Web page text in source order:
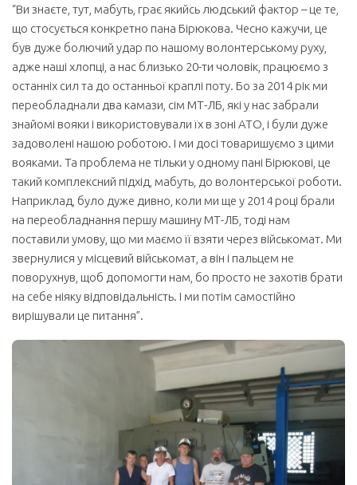
“Ви знаєте, тут, мабуть, грає якийсь людський фактор – це те,
що стосується конкретно пана Бірюкова. Чесно кажучи, це
був дуже болючий удар по нашому волонтерському руху,
адже наші хлопці, а нас близько 20-ти чоловік, працюємо з
останніх сил та до останньої краплі поту. Бо за 2014 рік ми
переобладнали два камази, сім МТ-ЛБ, які у нас забрали
знайомі вояки і використовували їх в зоні АТО, і були дуже
задоволені нашою роботою. І ми досі товаришуємо з цими
вояками. Та проблема не тільки у одному пані Бірюкові, це
такий комплексний підхід, мабуть, до волонтерської роботи.
Наприклад, було дуже дивно, коли ми ще у 2014 році брали
на переобладнання першу машину МТ-ЛБ, тоді нам
поставили умову, що ми маємо її взяти через військомат. Ми
звернулися у місцевий військомат, а він і пальцем не
поворухнув, щоб допомогти нам, бо просто не захотів брати
на себе ніяку відповідальність. І ми потім самостійно
вирішували це питання”.